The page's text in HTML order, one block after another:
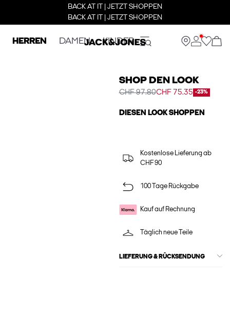
BACK AT IT | JETZT SHOPPEN
BACK AT IT | JETZT SHOPPEN
HERREN DAMEN KINDER
SHOP DEN LOOK
CHF 97.80CHF 75.35 -23%
DIESEN LOOK SHOPPEN
Kostenlose Lieferung ab
CHF 90
100 Tage Rückgabe
Kauf auf Rechnung
Täglich neue Teile
LIEFERUNG & RÜCKSENDUNG